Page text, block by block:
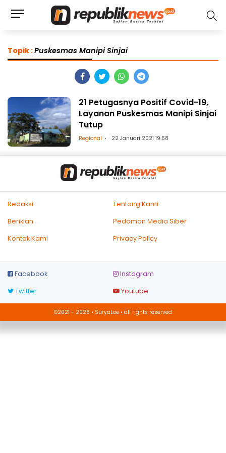
Topik :Puskesmas Manipi Sinjai
21 Petugasnya Positif Covid-19,
Layanan Puskesmas Manipi Sinjai
Tutup
Regional 22 Januari 2021 19:58
Redaksi
Tentang Kami
Beriklan
Pedoman Media Siber
Kontak Kami
Privacy Policy
Facebook
Instagram
Twitter
Youtube
©2021 - 2026 • SuryaLoe • all rights reserved